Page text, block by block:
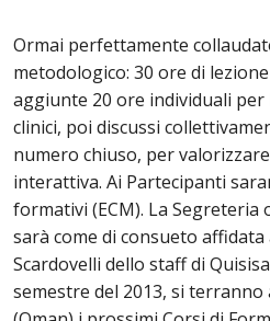
Ormai perfettamente
metodologico: 30 ore di
aggiunte 20 ore individuali per
clinici, poi discussi
numero chiuso, per
interattiva. Ai Partecipanti
formativi (ECM). La Segreteria
sarà come di consueto affidata
Scardovelli dello staff di
semestre del 2013, si terranno